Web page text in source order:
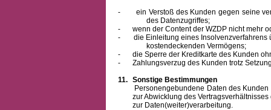
-
ein Verstoß des Kunden gegen seine
des Datenzugriffes;
-
wenn der Content der WZDP nicht mehr
-
die Einleitung eines
kostendeckenden Vermögens;
-
die Sperre der Kreditkarte des Kunden
-
Zahlungsverzug des Kunden trotz
11. Sonstige Bestimmungen
Personengebundene Daten des Kunden
zur Abwicklung des
zur Daten(weiter)verarbeitung.